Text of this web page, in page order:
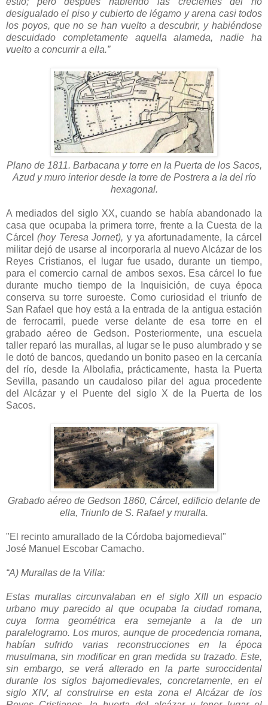
desigualado el piso y cubierto de légamo y arena casi todos
los poyos, que no se han vuelto a descubrir, y habiéndose
descuidado completamente aquella alameda, nadie ha
vuelto a concurrir a ella.”
Plano de 1811. Barbacana y torre en la Puerta de los Sacos,
Azud y muro interior desde la torre de Postrera a la del río
hexagonal.
A mediados del siglo XX, cuando se había abandonado la
casa que ocupaba la primera torre, frente a la Cuesta de la
Cárcel(hoy Teresa Jornet), y ya afortunadamente, la cárcel
militar dejó de usarse al incorporarla al nuevo Alcázar de los
Reyes Cristianos, el lugar fue usado, durante un tiempo,
para el comercio carnal de ambos sexos. Esa cárcel lo fue
durante mucho tiempo de la Inquisición, de cuya época
conserva su torre suroeste. Como curiosidad el triunfo de
San Rafael que hoy está a la entrada de la antigua estación
de ferrocarril, puede verse delante de esa torre en el
grabado aéreo de Gedson. Posteriormente, una escuela
taller reparó las murallas, al lugar se le puso alumbrado y se
le dotó de bancos, quedando un bonito paseo en la cercanía
del río, desde la Albolafia, prácticamente, hasta la Puerta
Sevilla, pasando un caudaloso pilar del agua procedente
del Alcázar y el Puente del siglo X de la Puerta de los
Sacos.
Grabado aéreo de Gedson 1860, Cárcel, edificio delante de
ella, Triunfo de S. Rafael y muralla.
"El recinto amurallado de la Córdoba bajomedieval"
José Manuel Escobar Camacho.
“A) Murallas de la Villa:
Estas murallas circunvalaban en el siglo XIII un espacio
urbano muy parecido al que ocupaba la ciudad romana,
cuya forma geométrica era semejante a la de un
paralelogramo. Los muros, aunque de procedencia romana,
habían sufrido varias reconstrucciones en la época
musulmana, sin modificar en gran medida su trazado. Este,
sin embargo, se verá alterado en la parte suroccidental
durante los siglos bajomedievales, concretamente, en el
siglo XIV, al construirse en esta zona el Alcázar de los